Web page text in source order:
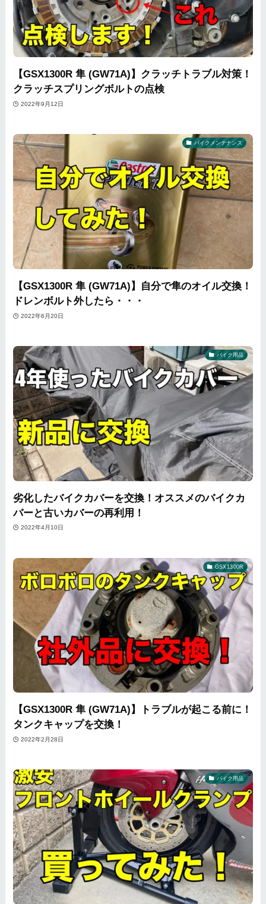
【GSX1300R 隼 (GW71A)】クラッチトラブル対策！
クラッチスプリングボルトの点検
2022年9月12日
バイクメンテナンス
【GSX1300R 隼 (GW71A)】自分で隼のオイル交換！
ドレンボルト外したら・・・
2022年6月20日
バイク用品
劣化したバイクカバーを交換！オススメのバイクカ
バーと古いカバーの再利用！
2022年4月10日
GSX1300R
【GSX1300R 隼 (GW71A)】トラブルが起こる前に！
タンクキャップを交換！
2022年2月28日
バイク用品